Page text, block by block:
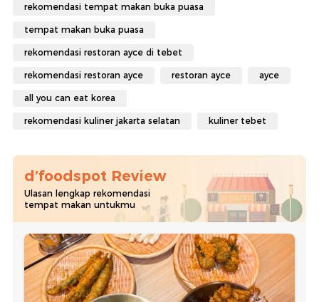
rekomendasi tempat makan buka puasa
tempat makan buka puasa
rekomendasi restoran ayce di tebet
rekomendasi restoran ayce restoran ayce ayce
all you can eat korea
rekomendasi kuliner jakarta selatan kuliner tebet
d’foodspot Review
Ulasan lengkap rekomendasi
tempat makan untukmu